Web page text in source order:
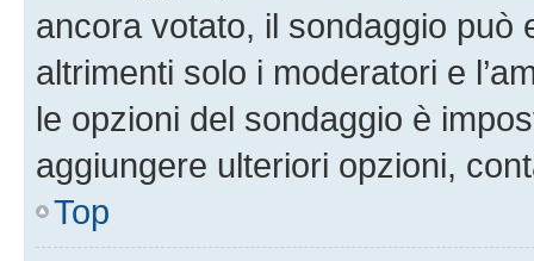
ancora votato, il sondaggio può
altrimenti solo i moderatori e
le opzioni del sondaggio è
aggiungere ulteriori opzioni,
Top